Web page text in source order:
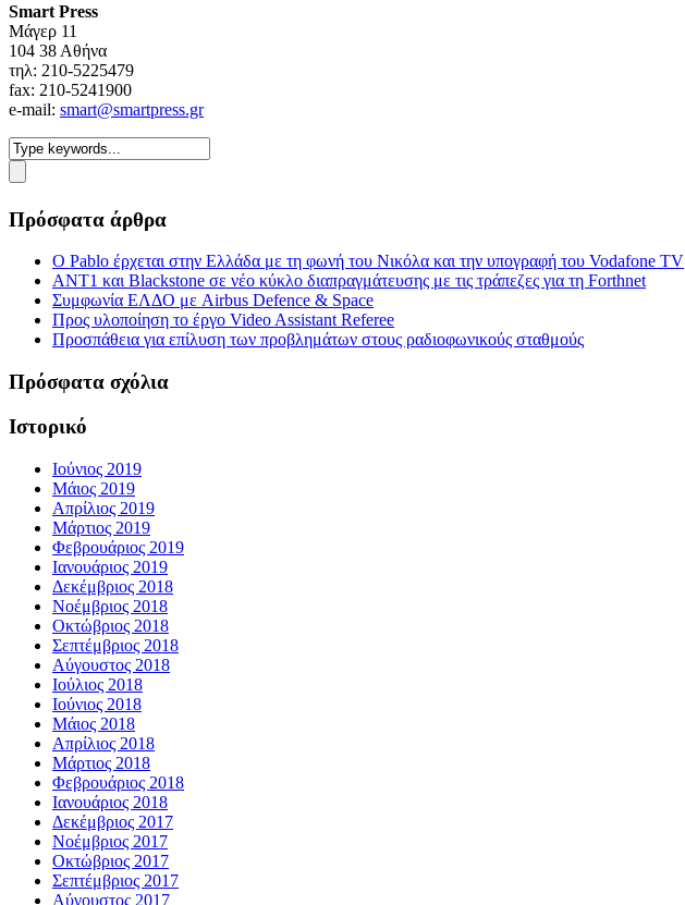
Smart Press
Mάγερ 11
104 38 Αθήνα
τηλ: 210-5225479
fax: 210-5241900
e-mail: smart@smartpress.gr
Πρόσφατα άρθρα
Ο Pablo έρχεται στην Ελλάδα με τη φωνή του Νικόλα και την υπογραφή του Vodafone TV
ΑΝΤ1 και Blackstone σε νέο κύκλο διαπραγμάτευσης με τις τράπεζες για τη Forthnet
Συμφωνία ΕΛΔΟ με Airbus Defence & Space
Προς υλοποίηση το έργο Video Assistant Referee
Προσπάθεια για επίλυση των προβλημάτων στους ραδιοφωνικούς σταθμούς
Πρόσφατα σχόλια
Ιστορικό
Ιούνιος 2019
Μάιος 2019
Απρίλιος 2019
Μάρτιος 2019
Φεβρουάριος 2019
Ιανουάριος 2019
Δεκέμβριος 2018
Νοέμβριος 2018
Οκτώβριος 2018
Σεπτέμβριος 2018
Αύγουστος 2018
Ιούλιος 2018
Ιούνιος 2018
Μάιος 2018
Απρίλιος 2018
Μάρτιος 2018
Φεβρουάριος 2018
Ιανουάριος 2018
Δεκέμβριος 2017
Νοέμβριος 2017
Οκτώβριος 2017
Σεπτέμβριος 2017
Αύγουστος 2017